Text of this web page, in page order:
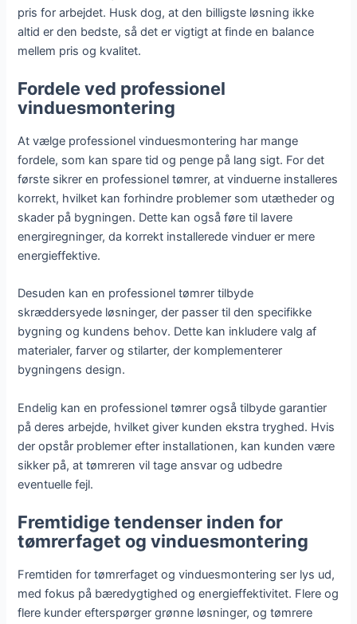
pris for arbejdet. Husk dog, at den billigste løsning ikke
altid er den bedste, så det er vigtigt at finde en balance
mellem pris og kvalitet.
Fordele ved professionel
vinduesmontering
At vælge professionel vinduesmontering har mange
fordele, som kan spare tid og penge på lang sigt. For det
første sikrer en professionel tømrer, at vinduerne installeres
korrekt, hvilket kan forhindre problemer som utætheder og
skader på bygningen. Dette kan også føre til lavere
energiregninger, da korrekt installerede vinduer er mere
energieffektive.
Desuden kan en professionel tømrer tilbyde
skræddersyede løsninger, der passer til den specifikke
bygning og kundens behov. Dette kan inkludere valg af
materialer, farver og stilarter, der komplementerer
bygningens design.
Endelig kan en professionel tømrer også tilbyde garantier
på deres arbejde, hvilket giver kunden ekstra tryghed. Hvis
der opstår problemer efter installationen, kan kunden være
sikker på, at tømreren vil tage ansvar og udbedre
eventuelle fejl.
Fremtidige tendenser inden for
tømrerfaget og vinduesmontering
Fremtiden for tømrerfaget og vinduesmontering ser lys ud,
med fokus på bæredygtighed og energieffektivitet. Flere og
flere kunder efterspørger grønne løsninger, og tømrere